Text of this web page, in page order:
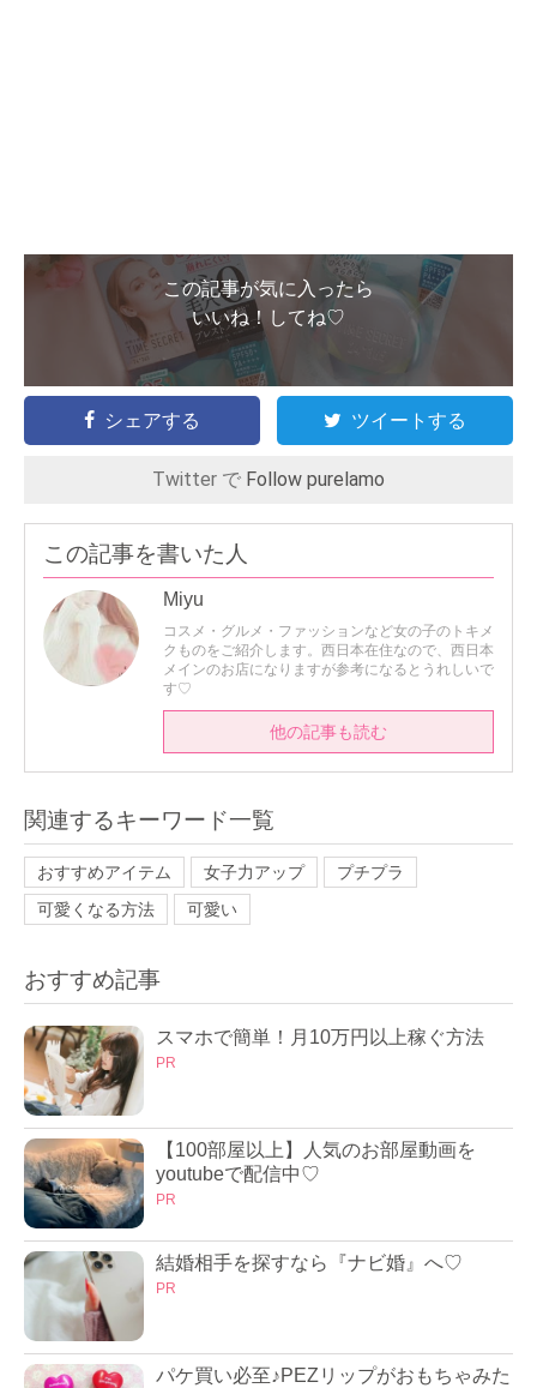
この記事が気に入ったら
いいね！してね♡
シェアする ツイートする
Twitter で Follow purelamo
この記事を書いた人
Miyu
コスメ・グルメ・ファッションなど女の子のトキメ
クものをご紹介します。西日本在住なので、西日本
メインのお店になりますが参考になるとうれしいで
す♡
他の記事も読む
関連するキーワード一覧
おすすめアイテム 女子力アップ
プチプラ
可愛くなる方法
可愛い
おすすめ記事
スマホで簡単！月10万円以上稼ぐ方法
PR
【100部屋以上】人気のお部屋動画を
youtubeで配信中♡
PR
結婚相手を探すなら『ナビ婚』へ♡
PR
パケ買い必至♪PEZリップがおもちゃみた